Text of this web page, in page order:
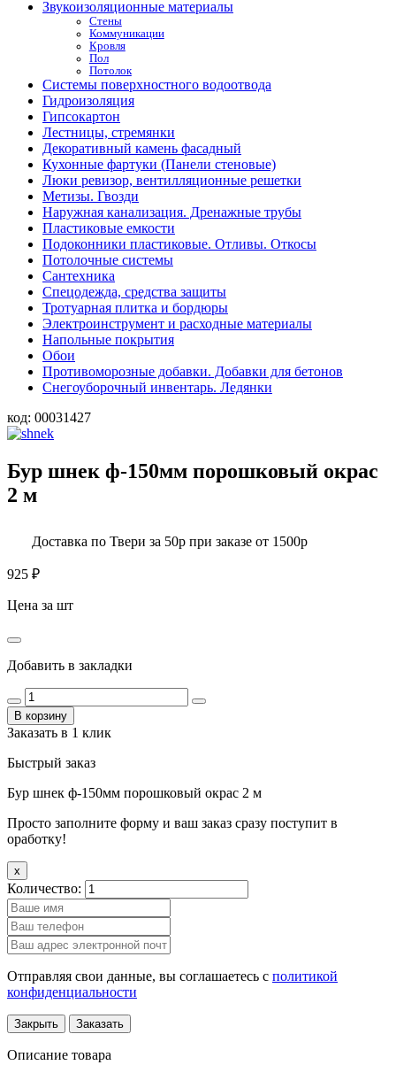
Звукоизоляционные материалы
Стены
Коммуникации
Кровля
Пол
Потолок
Системы поверхностного водоотвода
Гидроизоляция
Гипсокартон
Лестницы, стремянки
Декоративный камень фасадный
Кухонные фартуки (Панели стеновые)
Люки ревизор, вентилляционные решетки
Метизы. Гвозди
Наружная канализация. Дренажные трубы
Пластиковые емкости
Подоконники пластиковые. Отливы. Откосы
Потолочные системы
Сантехника
Спецодежда, средства защиты
Тротуарная плитка и бордюры
Электроинструмент и расходные материалы
Напольные покрытия
Обои
Противоморозные добавки. Добавки для бетонов
Снегоуборочный инвентарь. Ледянки
код: 00031427
Бур шнек ф-150мм порошковый окрас
2 м
Доставка по Твери за 50р при заказе от 1500р
925 ₽
Цена за шт
Добавить в закладки
В корзину
Заказать в 1 клик
Быстрый заказ
Бур шнек ф-150мм порошковый окрас 2 м
Просто заполните форму и ваш заказ сразу поступит в
оработку!
x
Количество:
Отправляя свои данные, вы соглашаетесь с политикой
конфиденциальности
Закрыть Заказать
Описание товара